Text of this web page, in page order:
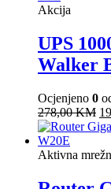
Akcija
UPS
Walker
Ocjenjeno 0
278,00KM
Aktivna